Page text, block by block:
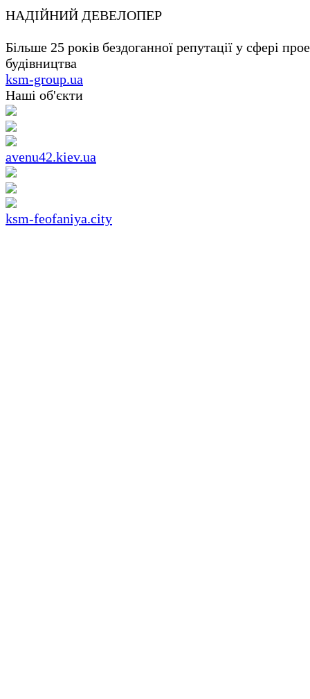
НАДІЙНИЙ ДЕВЕЛОПЕР
Більше 25 років бездоганної репутації у сфері
будівництва
ksm-group.ua
Наші об'єкти
avenu42.kiev.ua
ksm-feofaniya.city